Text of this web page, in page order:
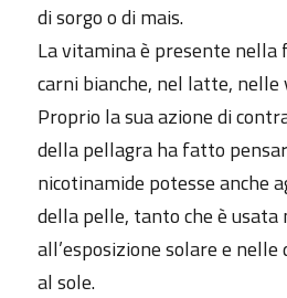
di sorgo o di mais.
La vitamina è presente
carni bianche, nel latte, nelle
Proprio la sua azione di
della pellagra ha fatto
nicotinamide potesse anche
della pelle, tanto che è
all’esposizione solare e
al sole.